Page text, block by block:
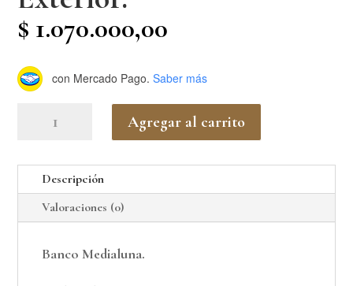
$ 1.070.000,00
con Mercado Pago. Saber más
Medialuna.
Living/Comedor/Jardín.
Madera
Teca.
Agregar al carrito
Descripción
Valoraciones (0)
Banco Medialuna.